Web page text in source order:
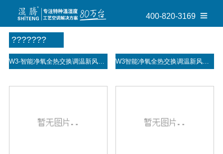
400-820-3169
W3-智能净氧全热交换调温新风机
???????